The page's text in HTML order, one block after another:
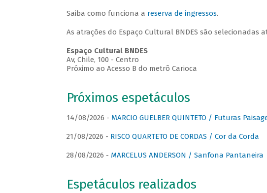
Saiba como funciona a reserva de ingressos.
As atrações do Espaço Cultural BNDES são selecionadas
Espaço Cultural BNDES
Av, Chile, 100 - Centro
Próximo ao Acesso B do metrô Carioca
Próximos espetáculos
14/08/2026 - MARCIO GUELBER QUINTETO / Futuras
21/08/2026 - RISCO QUARTETO DE CORDAS / Cor da Corda
28/08/2026 - MARCELUS ANDERSON / Sanfona Pantaneira
Espetáculos realizados